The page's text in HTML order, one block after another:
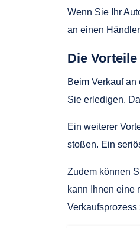
Wenn Sie Ihr
an einen
Die
Beim Verkauf
Sie erledigen.
Ein weiterer
stoßen. Ein
Zudem können
kann Ihnen eine
Verkaufsprozess